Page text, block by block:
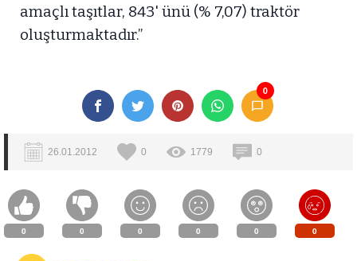
amaçlı taşıtlar, 843' ünü (% 7,07) traktör
oluşturmaktadır.”
0
26.01.2012 0 1779 0
0 0 0 0 0 0